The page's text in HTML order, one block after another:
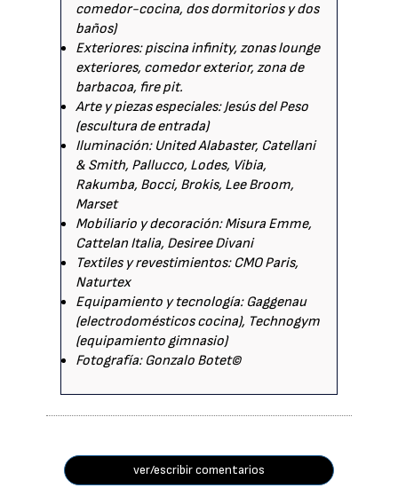
comedor-cocina, dos dormitorios y dos
baños)
Exteriores: piscina infinity, zonas lounge
exteriores, comedor exterior, zona de
barbacoa, fire pit.
Arte y piezas especiales: Jesús del Peso
(escultura de entrada)
Iluminación: United Alabaster, Catellani
& Smith, Pallucco, Lodes, Vibia,
Rakumba, Bocci, Brokis, Lee Broom,
Marset
Mobiliario y decoración: Misura Emme,
Cattelan Italia, Desiree Divani
Textiles y revestimientos: CMO Paris,
Naturtex
Equipamiento y tecnología: Gaggenau
(electrodomésticos cocina), Technogym
(equipamiento gimnasio)
Fotografía: Gonzalo Botet©
ver/escribir comentarios